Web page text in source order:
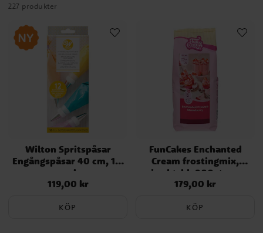
227 produkter
Wilton Spritspåsar
Engångspåsar 40 cm, 12-
pack
Pris:119,00 kr
119,00 kr
KÖP
FunCakes Enchanted
Cream frostingmix,
jordgubb 900 gram
Pris:179,00 kr
179,00 kr
KÖP